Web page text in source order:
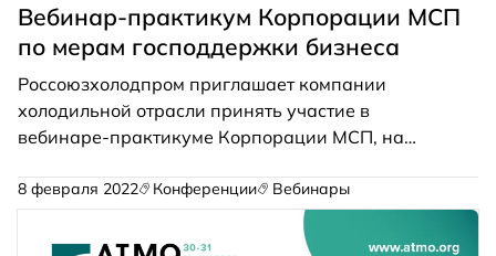
Вебинар-практикум Корпорации МСП
по мерам господдержки бизнеса
Россоюзхолодпром приглашает компании
холодильной отрасли принять участие в
вебинаре-практикуме Корпорации МСП, на
познакомиться с мерами господдержки (льготное
кредитование, госзакупки, снижение
административной нагрузки и др.), включая
8 февраля 2022 Конференции Вебинары